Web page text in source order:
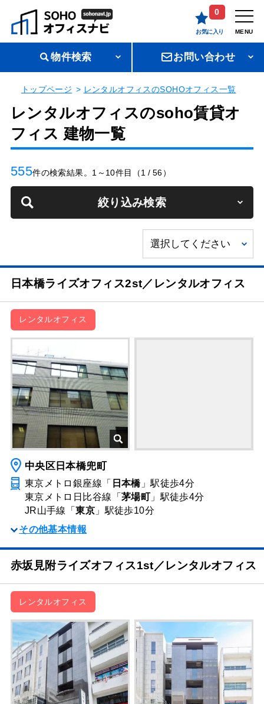
0
お気に入り MENU
物件検索 お問い合わせ
トップページ レンタルオフィスのSOHOオフィス一覧
レンタルオフィスのsoho賃貸オ
フィス 建物一覧
555件の検索結果。1～10件目（1 / 56）
絞り込み検索
日本橋ライズオフィス2st／レンタルオフィス
レンタルオフィス
中央区日本橋兜町
東京メトロ銀座線「 日本橋」駅徒歩4分
東京メトロ日比谷線「 茅場町 」駅徒歩4分
JR山手線「東京 」駅徒歩10分
その他基本情報
赤坂見附ライズオフィス1st／レンタルオフィス
レンタルオフィス